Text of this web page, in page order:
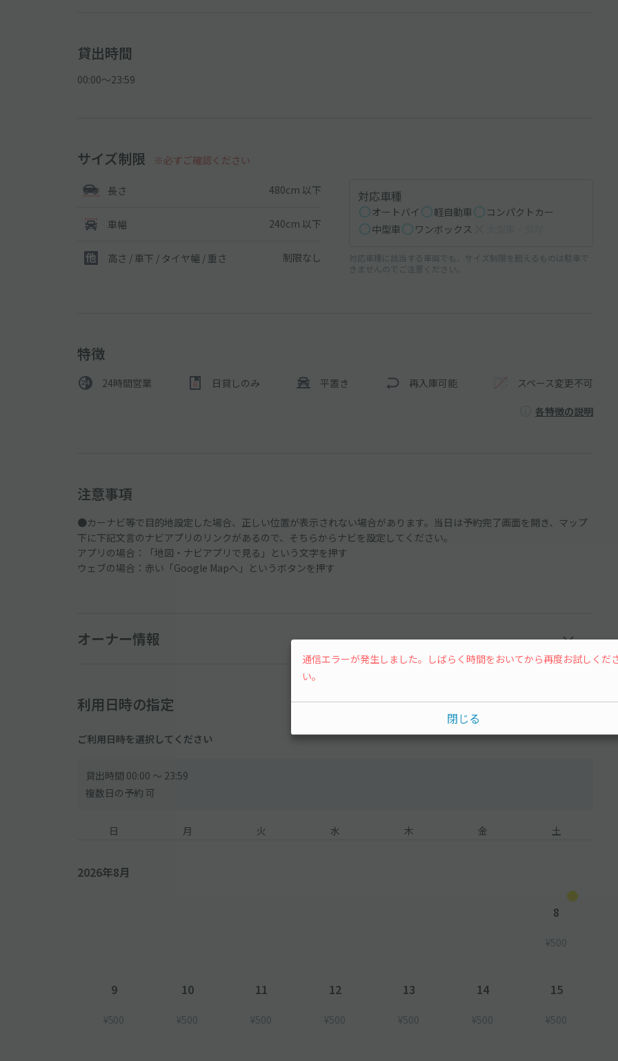
貸出時間
00:00〜23:59
サイズ制限 ※必ずご確認ください
長さ 480cm 以下
車幅 240cm 以下
高さ / 車下 / タイヤ幅 / 重さ 制限なし
対応車種
オートバイ 軽自動車
コンパクトカー
中型車
ワンボックス
対応車種に該当する車両でも、サイズ制限を超えるものは駐車で
きませんのでご注意ください。
特徴
24時間営業 日貸しのみ 平置き 再入庫可能 スペース変更不可
各特徴の説明
注意事項
●カーナビ等で目的地設定した場合、正しい位置が表示されない場合があります。当日は予約完了画面を開き、マップ
下に下記文言のナビアプリのリンクがあるので、そちらからナビを設定してください。
アプリの場合：「地図・ナビアプリで見る」という文字を押す
ウェブの場合：赤い「Google Mapへ」というボタンを押す
オーナー情報
利用日時の指定
ご利用日時を選択してください
貸出時間 00:00 〜 23:59
複数日の予約 可
日 月 火 水 木 金 土
2026年8月
8
¥500
9
¥500
10
¥500
11
¥500
12
¥500
13
¥500
14
¥500
15
¥500
通信エラーが発生しました。しばらく時間をおいてから再度お試しくだ
い。
閉じる